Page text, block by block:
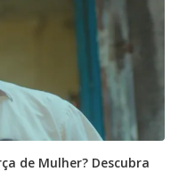
de Mulher? Descubra